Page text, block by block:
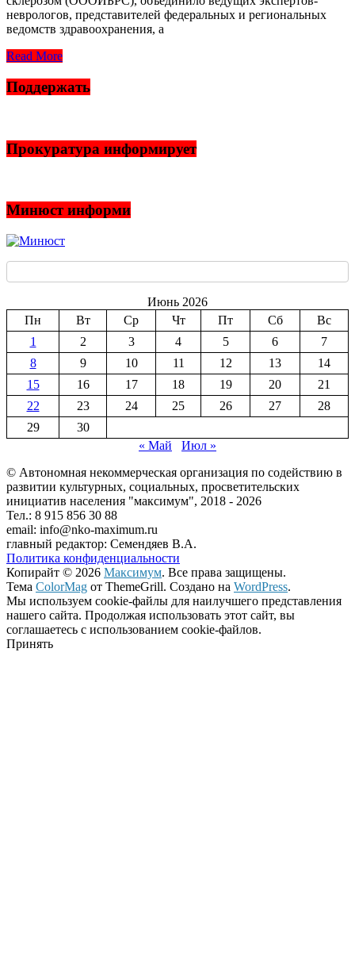
неврологов, представителей федеральных и региональных
ведомств здравоохранения, а
Read More
Поддержать
Прокуратура информирует
Минюст информи
Июнь 2026
Пн
Вт Ср Чт Пт Сб
Вс
1
2 3 4 5 6
7
8
9 10 11 12 13
14
15
16 17 18 19 20
21
22
23 24 25 26 27
28
29
30
« Май
Июл »
© Автономная некоммерческая организация по содействию в
развитии культурных, социальных, просветительских
инициатив населения "максимум", 2018 - 2026
Тел.: 8 915 856 30 88
email: info@nko-maximum.ru
главный редактор: Семендяев В.А.
Политика конфиденциальности
Копирайт © 2026 Максимум. Все права защищены.
Тема ColorMag от ThemeGrill. Создано на WordPress.
Мы используем cookie-файлы для наилучшего представления
нашего сайта. Продолжая использовать этот сайт, вы
соглашаетесь с использованием cookie-файлов.
Принять